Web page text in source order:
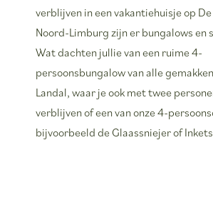
verblijven in een vakantiehuisje op
Noord-Limburg zijn er bungalows en
Wat dachten jullie van een ruime 4-
persoonsbungalow van alle
Landal, waar je ook met twee
verblijven of een van onze 4-
bijvoorbeeld de Glaassniejer of